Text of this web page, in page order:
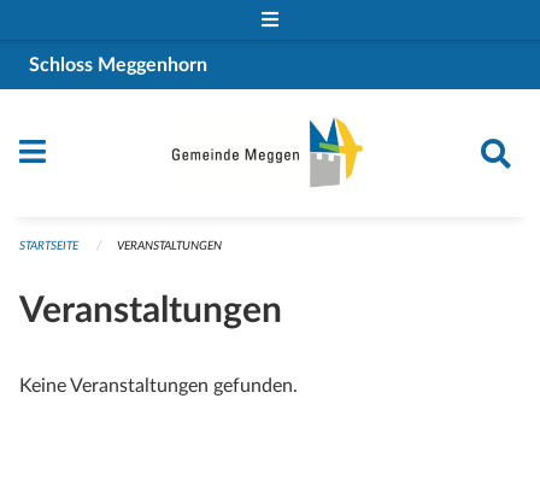
Schloss Meggenhorn
STARTSEITE VERANSTALTUNGEN
Veranstaltungen
Keine Veranstaltungen gefunden.